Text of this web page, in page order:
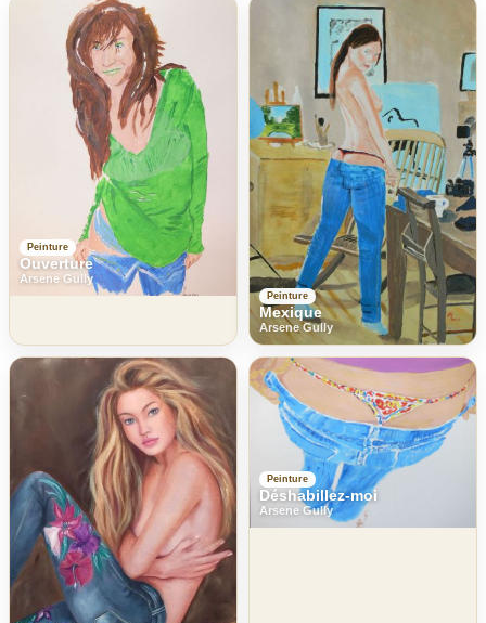
Peinture
Ouverture
Arsene Gully
Peinture
Mexique
Arsene Gully
Peinture
Déshabillez-moi
Arsene Gully